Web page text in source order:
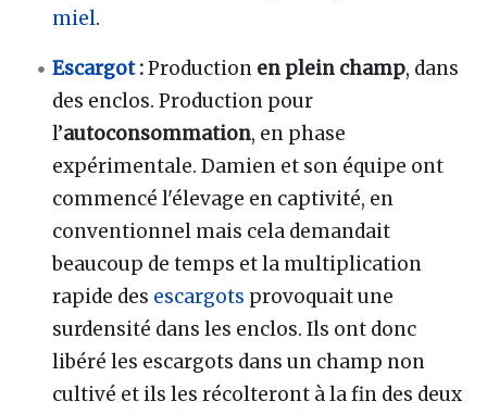
miel.
Escargot:Production en plein champ, dans
des enclos. Production pour
l’autoconsommation, en phase
expérimentale. Damien et son équipe ont
commencé l'élevage en captivité, en
conventionnel mais cela demandait
beaucoup de temps et la multiplication
rapide des escargots provoquait une
surdensité dans les enclos. Ils ont donc
libéré les escargots dans un champ non
cultivé et ils les récolteront à la fin des deux